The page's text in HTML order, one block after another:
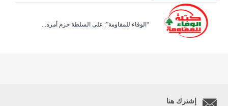
“الوفاء للمقاومة”: على السلطة حزم أمره...
إشترك هنا